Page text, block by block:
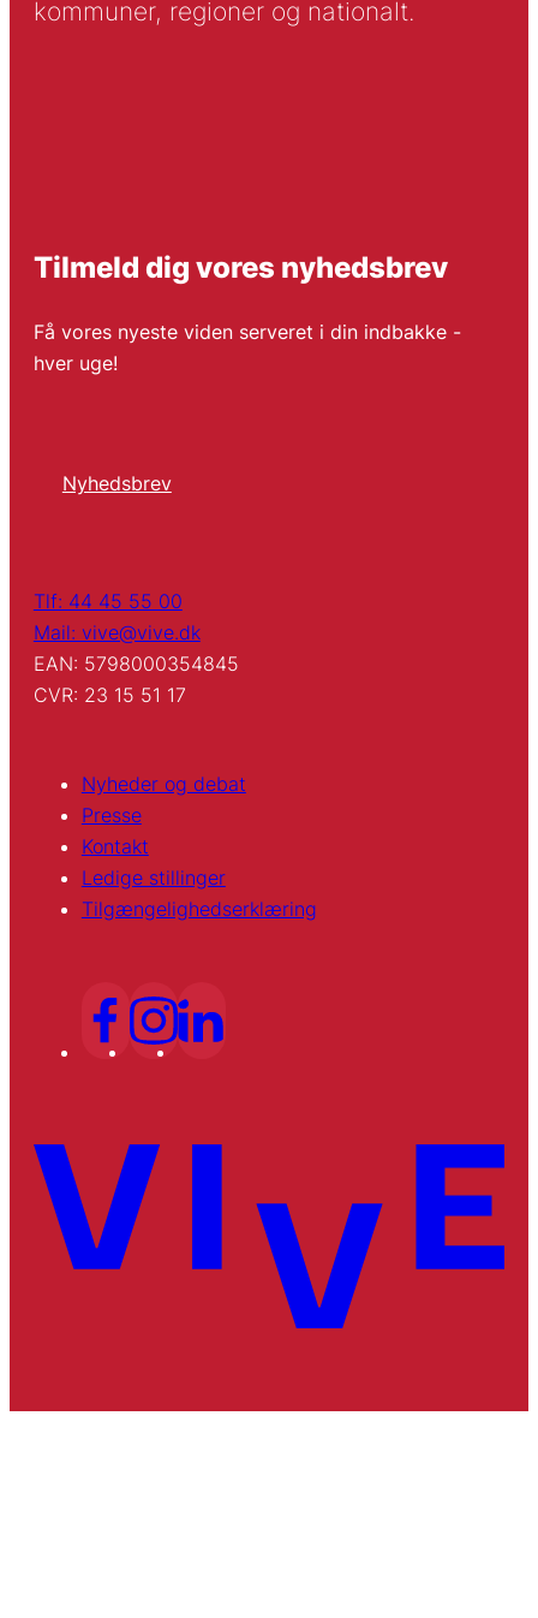
kommuner, regioner og nationalt.
Tilmeld dig vores nyhedsbrev
Få vores nyeste viden serveret i din indbakke -
hver uge!
Nyhedsbrev
Tlf: 44 45 55 00
Mail: vive@vive.dk
EAN: 5798000354845
CVR: 23 15 51 17
Nyheder og debat
Presse
Kontakt
Ledige stillinger
Tilgængelighedserklæring